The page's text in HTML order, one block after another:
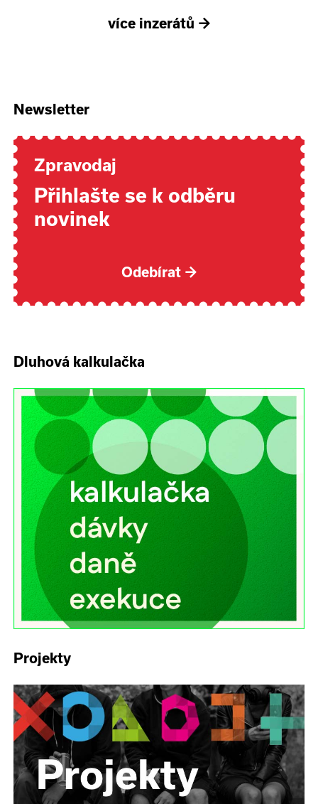
více inzerátů →
Newsletter
Zpravodaj
Přihlašte se k odběru
novinek
Odebírat →
Dluhová kalkulačka
Projekty